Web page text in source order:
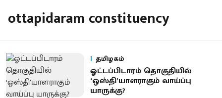
ottapidaram constituency
தமிழகம்
ஓட்டப்பிடாரம் தொகுதியில்
‘ஒஸ்தி’யாளராகும் வாய்ப்பு
யாருக்கு?